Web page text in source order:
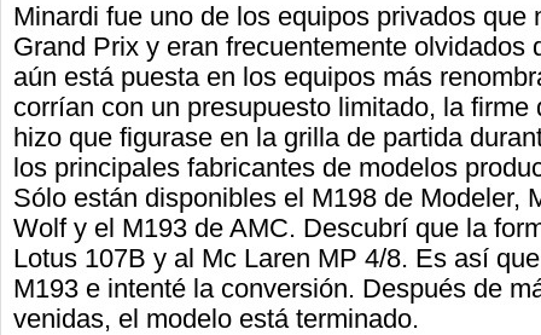
Minardi fue uno de los equipos privados que
Grand Prix y eran frecuentemente olvidados
aún está puesta en los equipos más
corrían con un presupuesto limitado, la
hizo que figurase en la grilla de partida
los principales fabricantes de modelos
Sólo están disponibles el M198 de Modeler,
Wolf y el M193 de AMC. Descubrí que la
Lotus 107B y al Mc Laren MP 4/8. Es así
M193 e intenté la conversión. Después de
venidas, el modelo está terminado.